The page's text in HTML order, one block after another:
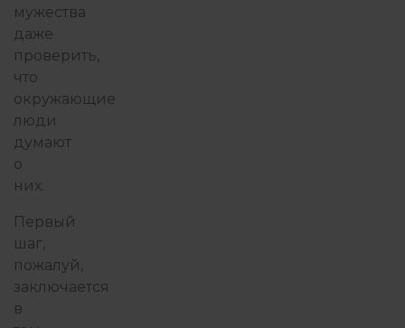
мужества
даже
проверить,
что
окружающие
люди
думают
о
них.
Первый
шаг,
пожалуй,
заключается
в